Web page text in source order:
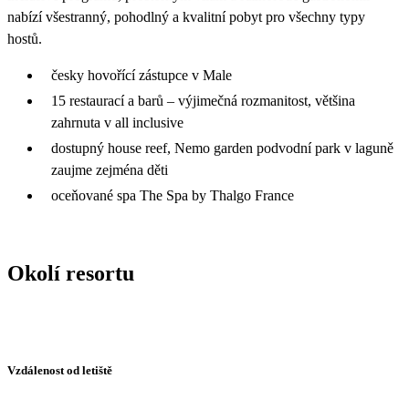
nabízí všestranný, pohodlný a kvalitní pobyt pro všechny typy
hostů.
česky hovořící zástupce v Male
15 restaurací a barů – výjimečná rozmanitost, většina
zahrnuta v all inclusive
dostupný house reef, Nemo garden podvodní park v laguně
zaujme zejména děti
oceňované spa The Spa by Thalgo France
Okolí resortu
Vzdálenost od letiště